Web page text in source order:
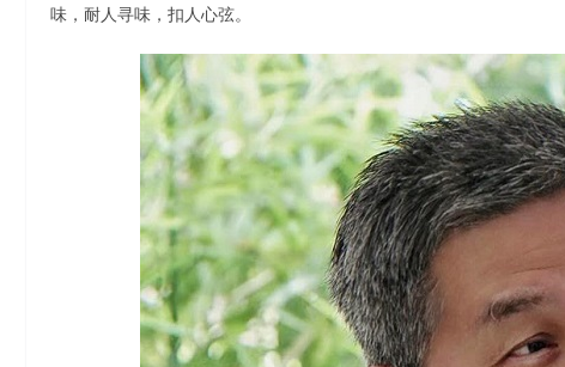
味，耐人寻味，扣人心弦。